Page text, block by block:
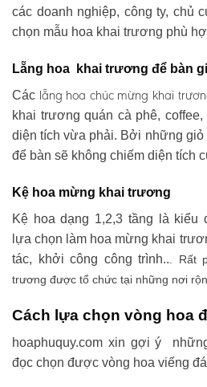
các doanh nghiệp, công ty, chủ
chọn mẫu hoa khai trương phù
Lẵng hoa khai trương để bàn
Các lẵng hoa chúc mừng khai
khai trương quán cà phê,
diện tích vừa phải. Bởi những
để bàn sẽ không chiếm diện tích
Kệ hoa mừng khai trương
Kệ hoa dạng 1,2,3 tầng là
lựa chọn làm hoa mừng khai
tác, khởi công công trình.. . Rất
trương được tổ chức tại những nơi
Cách lựa chọn vòng hoa
hoaphuquy.com xin gợi ý
đọc chọn được vòng hoa viếng